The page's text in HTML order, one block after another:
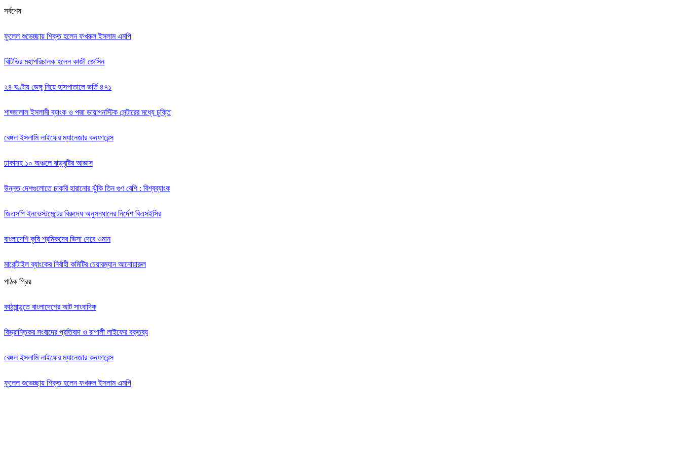
সর্বশেষ
ফুলেল শুভেচ্ছায় শিক্ত হলেন ফখরুল ইসলাম এমপি
বিটিভির মহাপরিচালক হলেন কাজী জেসিন
২৪ ঘণ্টায় ডেঙ্গু নিয়ে হাসপাতালে ভর্তি ৪৭১
শাহ্জালাল ইসলামী ব্যাংক ও পদ্মা ডায়াগনস্টিক সেন্টারের মধ্যে চুক্তি
বেঙ্গল ইসলামি লাইফের ম্যানেজার কনফারেন্স
ঢাকাসহ ১০ অঞ্চলে ঝড়বৃষ্টির আভাস
উন্নত দেশগুলোতে চাকরি হারানোর ঝুঁকি তিন গুণ বেশি : বিশ্বব্যাংক
জিএসপি ইনভেস্টমেন্টের বিরুদ্ধে অনুসন্ধানের নির্দেশ বিএসইসির
বাংলাদেশি কৃষি শ্রমিকদের ভিসা দেবে ওমান
মার্কেন্টাইল ব্যাংকের নির্বাহী কমিটির চেয়ারম্যান আনোয়ারুল
পাঠক প্রিয়
কাঠমান্ডুতে বাংলাদেশের আট সাংবাদিক
বিভ্রান্তিকর সংবাদের প্রতিবাদ ও রূপালী লাইফের বক্তব্য
বেঙ্গল ইসলামি লাইফের ম্যানেজার কনফারেন্স
ফুলেল শুভেচ্ছায় শিক্ত হলেন ফখরুল ইসলাম এমপি